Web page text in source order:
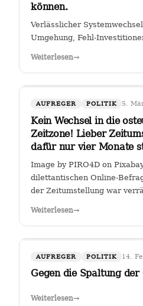
können.
Verlässlicher
Umgehung, Fehl-
Weiterlesen→
AUFREGER POLITIK 5.
Kein Wechsel in die
Zeitzone! Lieber
dafür nur vier Monate
Image by PIRO4D on
dilettantischen Online-
der Zeitumstellung war
Weiterlesen→
AUFREGER POLITIK 14.
Gegen die Spaltung der
Weiterlesen→